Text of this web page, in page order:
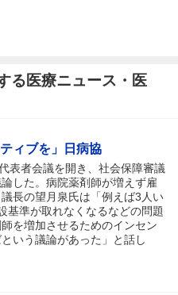
る医療ニュース・医
ィブを」日病協
表者会議を開き、社会保障審議
した。病院薬剤師が増えず雇
長の望月泉氏は「例えば3人い
基準が取れなくなるなどの問題
を増加させるためのインセン
いう議論があった」と話し